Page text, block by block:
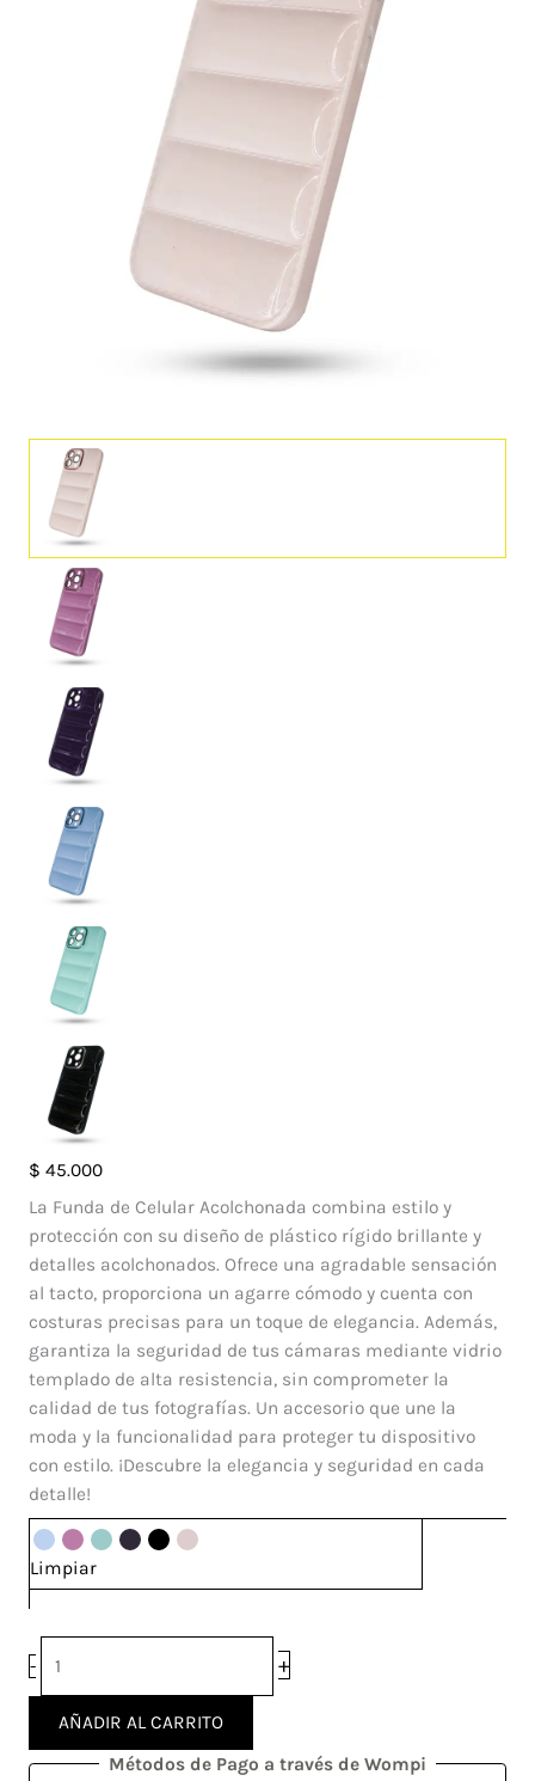
$ 45.000
La Funda de Celular Acolchonada combina estilo y
protección con su diseño de plástico rígido brillante y
detalles acolchonados. Ofrece una agradable sensación
al tacto, proporciona un agarre cómodo y cuenta con
costuras precisas para un toque de elegancia. Además,
garantiza la seguridad de tus cámaras mediante vidrio
templado de alta resistencia, sin comprometer la
calidad de tus fotografías. Un accesorio que une la
moda y la funcionalidad para proteger tu dispositivo
con estilo. ¡Descubre la elegancia y seguridad en cada
detalle!
Limpiar
-
Case
Pillow
Iphone
13
Pro
Max
cantidad
+
AÑADIR AL CARRITO
Métodos de Pago a través de Wompi